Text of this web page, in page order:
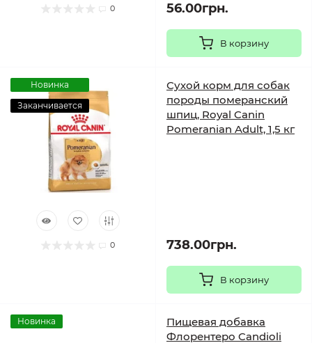
0 56.00грн.
В корзину
Новинка
Заканчивается
0
Сухой корм для собак
породы померанский
шпиц, Royal Canin
Pomeranian Adult, 1,5 кг
738.00грн.
В корзину
Новинка
Пищевая добавка
Флорентеро Candioli